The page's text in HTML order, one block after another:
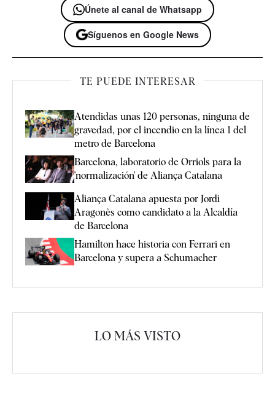
Únete al canal de Whatsapp
Síguenos en Google News
TE PUEDE INTERESAR
Atendidas unas 120 personas, ninguna de
gravedad, por el incendio en la línea 1 del
metro de Barcelona
Barcelona, laboratorio de Orriols para la
'normalización' de Aliança Catalana
Aliança Catalana apuesta por Jordi
Aragonès como candidato a la Alcaldía
de Barcelona
Hamilton hace historia con Ferrari en
Barcelona y supera a Schumacher
LO MÁS VISTO